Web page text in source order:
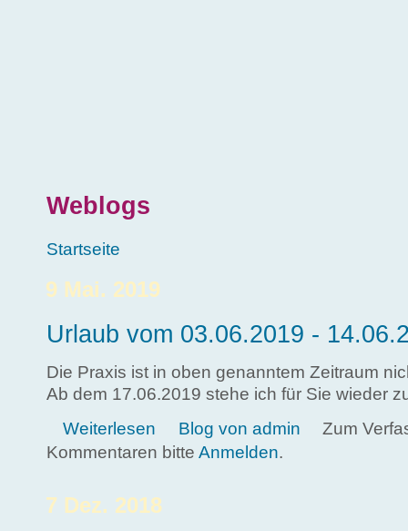
Weblogs
Sie sind hier
Startseite
9 Mai. 2019
Urlaub vom 03.06.2019 -
Die Praxis ist in oben genanntem Zeitraum
Ab dem 17.06.2019 stehe ich für Sie wieder
Weiterlesen über Urlaub vom 03.06.2019 - 14.06.2019
Blog von admin
Zum
Kommentaren bitte Anmelden.
7 Dez. 2018